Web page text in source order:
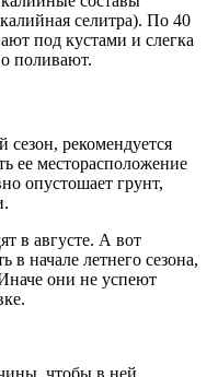
селитра). По 40
под кустами и слегка
поливают.
рекомендуется
ее месторасположение
опустошает грунт,
в августе. А вот
в начале летнего сезона,
они не успеют